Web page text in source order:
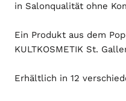
in Salonqualität ohne
Ein Produkt aus dem
KULTKOSMETIK St.
Erhältlich in 12